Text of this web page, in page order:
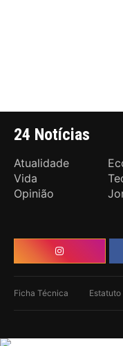
24 Notícias
Atualidade
Vida
Opinião
Ficha Técnica